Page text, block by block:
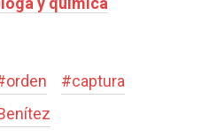
orden #captura